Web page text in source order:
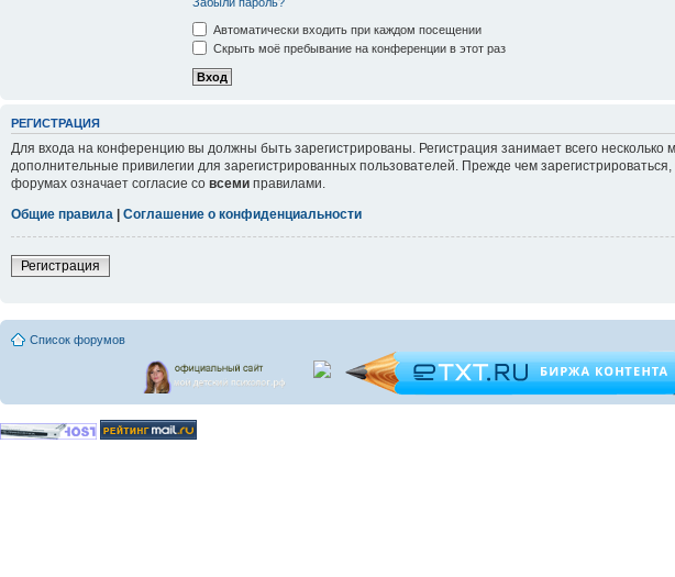
Автоматически входить при каждом посещении
Скрыть моё пребывание на конференции в этот раз
РЕГИСТРАЦИЯ
Для входа на конференцию вы должны быть зарегистрированы. Регистрация занимает всего
дополнительные привилегии для зарегистрированных пользователей. Прежде чем
форумах означает согласие со всеми правилами.
Общие правила
Соглашение о конфиденциальности
Регистрация
Список форумов